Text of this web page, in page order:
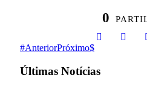
0
AnteriorPróximo
Últimas Notícias